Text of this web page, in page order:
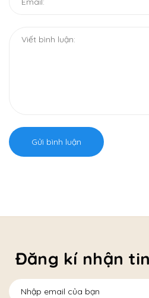
Gửi bình luận
Đăng kí nhận